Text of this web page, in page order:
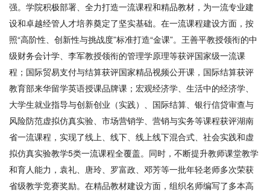
强。学院积极部署、全力打造一流课程和精品教材，为一流专业建
设和卓越经管人才培养奠定了坚实基础。在一流课程建设方面，按
照“高阶性、创新性与挑战度”标准打造“金课”。王善平教授领衔的中
级财务会计学、李军教授领衔的管理学原理等获评国家级一流课
程；国际贸易支付与结算获评国家精品视频公开课，国际结算获评
教育部来华留学英语授课品牌课；宏观经济学、生活中的经济学、
大学生就业指导与创新创业（实践）、国际结算、银行信贷审查与
风险防范虚拟仿真实验、市场营销学、营销与实务等课程获评湖南
省一流课程，实现了线上、线下、线上线下混合式、社会实践和虚
拟仿真实验教学5类一流课程全覆盖。同时，不断提升教师课堂教学
和育人能力，袁礼、唐玲、罗富政、邓芳等一批年轻老师多次荣获
省级教学竞赛奖励。在精品教材建设方面，组织名师编写了多本高